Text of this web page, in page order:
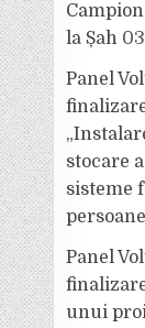
la Șah
Panel
stocare
sisteme
Panel
unui